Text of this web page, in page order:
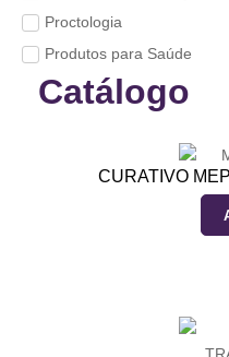
Proctologia
Produtos para Saúde
Catálogo
CURATIVO